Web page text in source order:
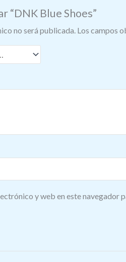
“DNK Blue Shoes”
no será publicada. Los campos
y web en este navegador